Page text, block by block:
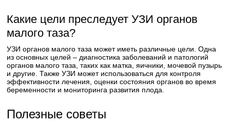
Какие цели преследует УЗИ органов
малого таза?
УЗИ органов малого таза может иметь различные цели. Одна
из основных целей – диагностика заболеваний и патологий
органов малого таза, таких как матка, яичники, мочевой пузырь
и другие. Также УЗИ может использоваться для контроля
эффективности лечения, оценки состояния органов во время
беременности и мониторинга развития плода.
Полезные советы